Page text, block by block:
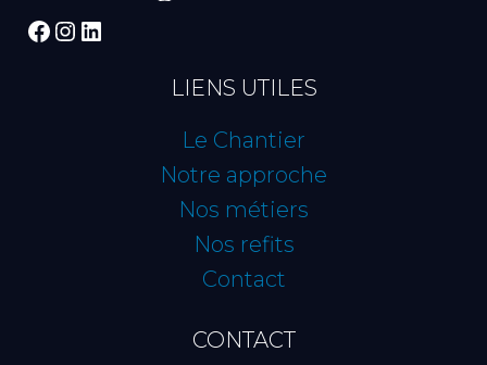
Facebook
Instagram
LinkedIn
LIENS UTILES
Le Chantier
Notre approche
Nos métiers
Nos refits
Contact
CONTACT